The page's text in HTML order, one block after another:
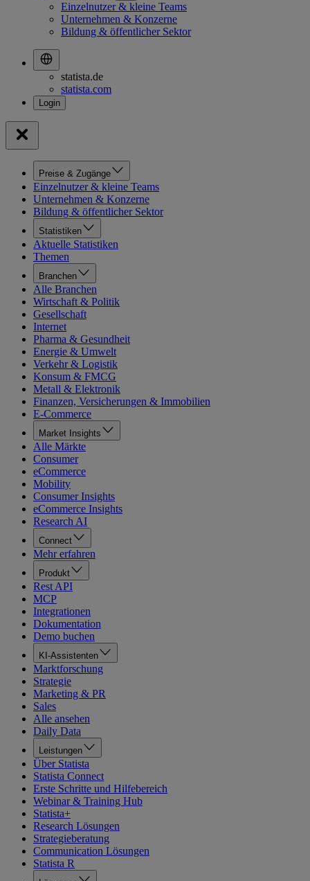
Einzelnutzer & kleine Teams
Unternehmen & Konzerne
Bildung & öffentlicher Sektor
statista.de
statista.com
Preise & Zugänge
Einzelnutzer & kleine Teams
Unternehmen & Konzerne
Bildung & öffentlicher Sektor
Statistiken
Aktuelle Statistiken
Themen
Branchen
Alle Branchen
Wirtschaft & Politik
Gesellschaft
Internet
Pharma & Gesundheit
Energie & Umwelt
Verkehr & Logistik
Konsum & FMCG
Metall & Elektronik
Finanzen, Versicherungen & Immobilien
E-Commerce
Market Insights
Alle Märkte
Consumer
eCommerce
Mobility
Consumer Insights
eCommerce Insights
Research AI
Connect
Mehr erfahren
Produkt
Rest API
MCP
Integrationen
Dokumentation
Demo buchen
KI-Assistenten
Marktforschung
Strategie
Marketing & PR
Sales
Alle ansehen
Daily Data
Leistungen
Über Statista
Statista Connect
Erste Schritte und Hilfebereich
Webinar & Training Hub
Statista+
Research Lösungen
Strategieberatung
Communication Lösungen
Statista R